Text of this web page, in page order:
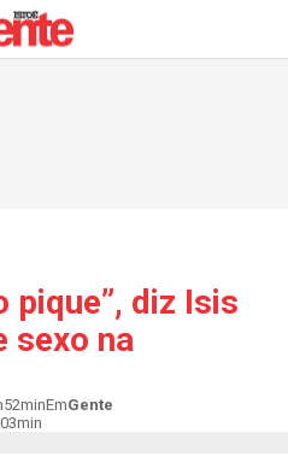
pique”, diz Isis
sexo na
EmGente